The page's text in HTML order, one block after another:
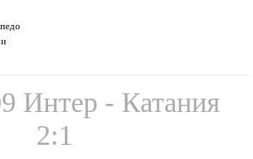
Интер - Катания
2:1